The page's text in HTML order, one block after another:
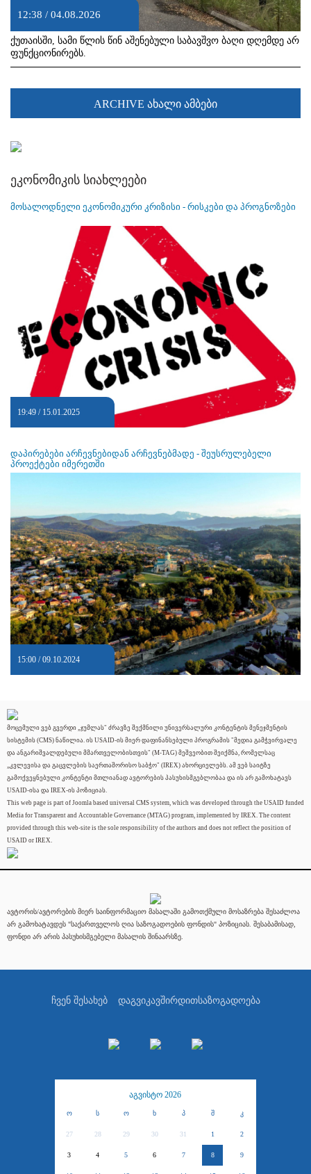
12:38 / 04.08.2026
ქუთაისში, სამი წლის წინ აშენებული საბავშვო ბაღი დღემდე არ
ფუნქციონირებს.
ARCHIVE ახალი ამბები
ეკონომიკის სიახლეები
მოსალოდნელი ეკონომიკური კრიზისი - რისკები და პროგნოზები
19:49 / 15.01.2025
დაპირებები არჩევნებიდან არჩევნებმადე - შეუსრულებელი
პროექტები იმერეთში
15:00 / 09.10.2024
მოცემული ვებ გვერდი „ჯუმლას" ძრავზე შექმნილი უნივერსალური კონტენტის მენეჯმენტის
სისტემის (CMS) ნაწილია. ის USAID-ის მიერ დაფინანსებული პროგრამის "მედია გამჭვირვალე
და ანგარიშვალდებული მმართველობისთვის" (M-TAG) მეშვეობით შეიქმნა, რომელსაც
„კვლევისა და გაცვლების საერთაშორისო საბჭო" (IREX) ახორციელებს. ამ ვებ საიტზე
გამოქვეყნებული კონტენტი მთლიანად ავტორების პასუხისმგებლობაა და ის არ გამოხატავს
USAID-ისა და IREX-ის პოზიციას.
This web page is part of Joomla based universal CMS system, which was developed through the USAID funded
Media for Transparent and Accountable Governance (MTAG) program, implemented by IREX. The content
provided through this web-site is the sole responsibility of the authors and does not reflect the position of
USAID or IREX.
ავტორის/ავტორების მიერ საინფორმაციო მასალაში გამოთქმული მოსაზრება შესაძლოა
არ გამოხატავდეს "საქართველოს ღია საზოგადოების ფონდის" პოზიციას. შესაბამისად,
ფონდი არ არის პასუხისმგებელი მასალის შინაარსზე.
ჩვენ შესახებ დაგვიკავშირდითსაზოგადოება
აგვისტო 2026
ო ს ო ხ პ შ კ
27 28 29 30 31 1 2
3 4 5 6 7 8 9